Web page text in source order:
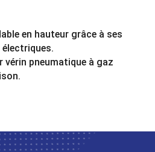
en hauteur grâce à ses
vérin pneumatique à gaz